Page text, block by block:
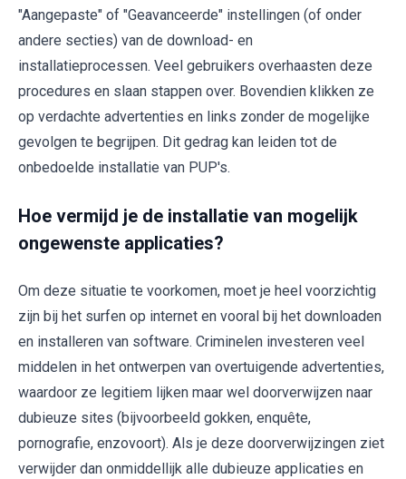
"Aangepaste" of "Geavanceerde" instellingen (of onder
andere secties) van de download- en
installatieprocessen. Veel gebruikers overhaasten deze
procedures en slaan stappen over. Bovendien klikken ze
op verdachte advertenties en links zonder de mogelijke
gevolgen te begrijpen. Dit gedrag kan leiden tot de
onbedoelde installatie van PUP's.
Hoe vermijd je de installatie van mogelijk
ongewenste applicaties?
Om deze situatie te voorkomen, moet je heel voorzichtig
zijn bij het surfen op internet en vooral bij het downloaden
en installeren van software. Criminelen investeren veel
middelen in het ontwerpen van overtuigende advertenties,
waardoor ze legitiem lijken maar wel doorverwijzen naar
dubieuze sites (bijvoorbeeld gokken, enquête,
pornografie, enzovoort). Als je deze doorverwijzingen ziet
verwijder dan onmiddellijk alle dubieuze applicaties en